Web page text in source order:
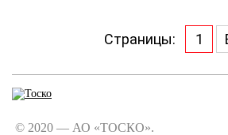
Страницы: 1
© 2020 — АО «ТОСКО».